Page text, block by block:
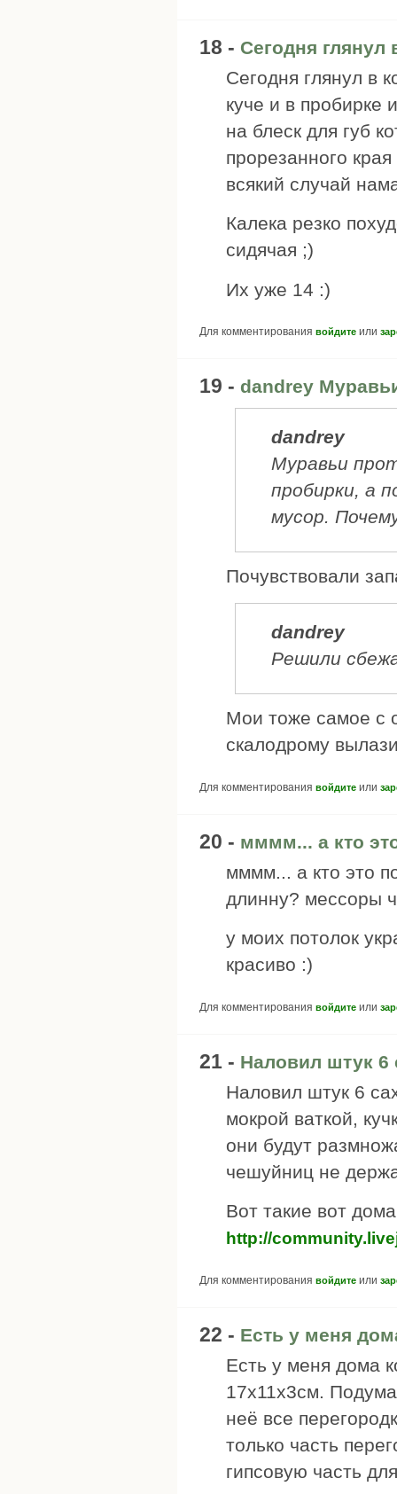
18 - Сегодня глянул
Сегодня глянул в
куче и в пробирке
на блеск для губ
прорезанного
всякий случай
Калека резко
сидячая ;)
Их уже 14 :)
Для комментирования войдите или
19 - dandrey
dandrey
Муравьи
пробирки, а
мусор.
Почувствовали
dandrey
Решили
Мои тоже самое с
скалодрому
Для комментирования войдите или
20 - мммм... а кто
мммм... а кто это
длинну? мессоры
у моих потолок
красиво :)
Для комментирования войдите или
21 - Наловил штук 6
Наловил штук 6
мокрой ваткой,
они будут
чешуйниц не
Вот такие вот
http://
Для комментирования войдите или
22 - Есть у меня
Есть у меня дома
17х11х3см.
неё все
только часть
гипсовую часть